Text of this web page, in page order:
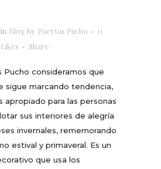
in Blog by Puertas Pucho
0
Likes Share
Pucho consideramos que
sigue marcando tendencia,
apropiado para las personas
sus interiores de alegría
invernales, rememorando
estival y primaveral. Es un
que usa los